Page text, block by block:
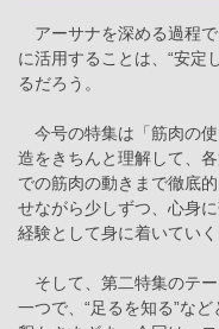
アーサナを深める過程
に活用することは、“安定
るだろう。
今号の特集は「筋肉の
造をきちんと理解して、
での筋肉の動きまで徹底
せながら少しずつ、心身
経験として身に着いていく
そして、第二特集のテー
一つで、“足るを知る”な